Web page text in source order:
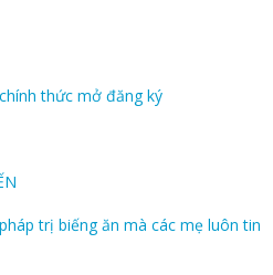
thức mở đăng ký
trị biếng ăn mà các mẹ luôn tin